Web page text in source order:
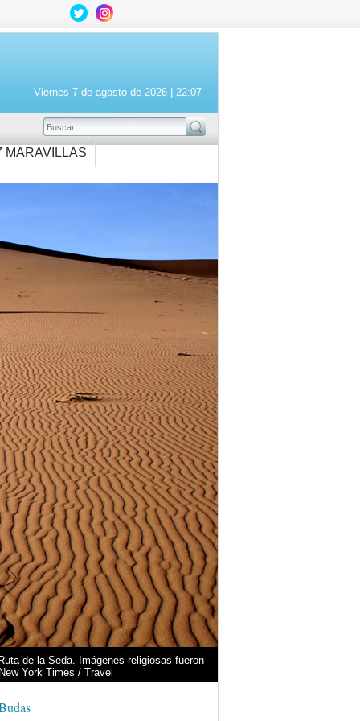
Viernes 7 de agosto de 2026 | 22:07
BUSCAR
MARAVILLAS
de la Seda. Imágenes religiosas fueron
York Times / Travel